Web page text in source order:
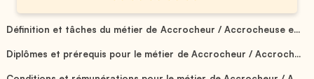
Définition et tâches du métier de Accrocheur / Accrocheuse e...
Diplômes et prérequis pour le métier de Accrocheur / Accroch...